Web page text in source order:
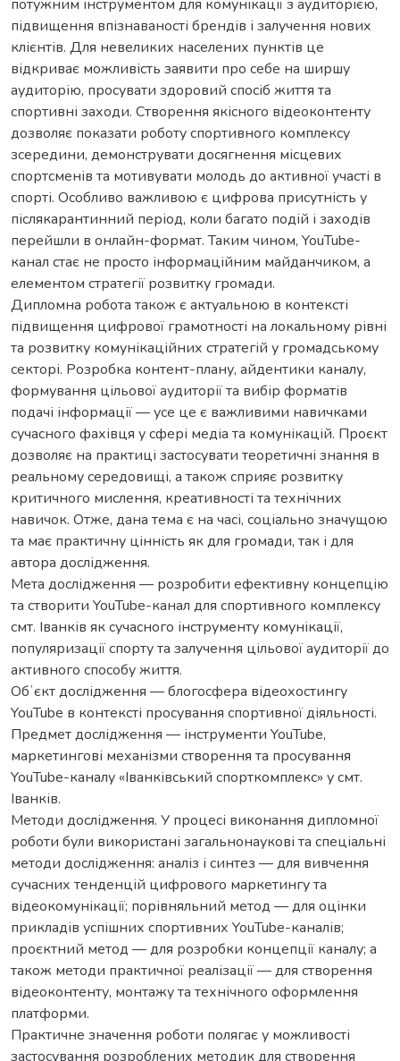
потужним інструментом для комунікації з аудиторією,
підвищення впізнаваності брендів і залучення нових
клієнтів. Для невеликих населених пунктів це
відкриває можливість заявити про себе на ширшу
аудиторію, просувати здоровий спосіб життя та
спортивні заходи. Створення якісного відеоконтенту
дозволяє показати роботу спортивного комплексу
зсередини, демонструвати досягнення місцевих
спортсменів та мотивувати молодь до активної участі в
спорті. Особливо важливою є цифрова присутність у
післякарантинний період, коли багато подій і заходів
перейшли в онлайн-формат. Таким чином, YouTube-
канал стає не просто інформаційним майданчиком, а
елементом стратегії розвитку громади.
Дипломна робота також є актуальною в контексті
підвищення цифрової грамотності на локальному рівні
та розвитку комунікаційних стратегій у громадському
секторі. Розробка контент-плану, айдентики каналу,
формування цільової аудиторії та вибір форматів
подачі інформації — усе це є важливими навичками
сучасного фахівця у сфері медіа та комунікацій. Проєкт
дозволяє на практиці застосувати теоретичні знання в
реальному середовищі, а також сприяє розвитку
критичного мислення, креативності та технічних
навичок. Отже, дана тема є на часі, соціально значущою
та має практичну цінність як для громади, так і для
автора дослідження.
Мета дослідження — розробити ефективну концепцію
та створити YouTube-канал для спортивного комплексу
смт. Іванків як сучасного інструменту комунікації,
популяризації спорту та залучення цільової аудиторії до
активного способу життя.
Обʼєкт дослідження — блогосфера відеохостингу
YouTube в контексті просування спортивної діяльності.
Предмет дослідження — інструменти YouTube,
маркетингові механізми створення та просування
YouTube-каналу «Іванківський спорткомплекс» у смт.
Іванків.
Методи дослідження. У процесі виконання дипломної
роботи були використані загальнонаукові та спеціальні
методи дослідження: аналіз і синтез — для вивчення
сучасних тенденцій цифрового маркетингу та
відеокомунікації; порівняльний метод — для оцінки
прикладів успішних спортивних YouTube-каналів;
проєктний метод — для розробки концепції каналу; а
також методи практичної реалізації — для створення
відеоконтенту, монтажу та технічного оформлення
платформи.
Практичне значення роботи полягає у можливості
застосування розроблених методик для створення